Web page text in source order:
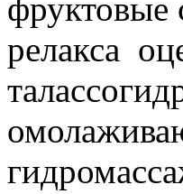
релакса